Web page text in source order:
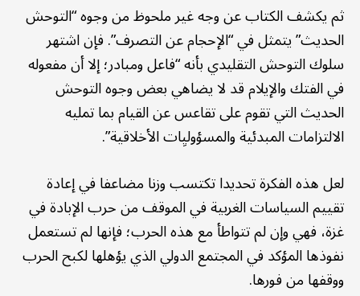
ثم يكشف الكتاب عن وجه غير ملحوظ من وجوه “التوحش
الحديث” يتمثل في “الإحجام عن التصرف”. فإن اشتهر
سلوك التوحش التقليدي بأنه “فاعل ومبادر؛ إلا أن مفعوله
في الفتك والإيلام قد لا يضاهي بعض وجوه التوحش
الحديث التي تقوم على تقاعس عن القيام بما تمليه
الالتزامات المبدئية والمسؤوليِات الأخلاقية”.
لعل هذه الفكرة تحديدا تكتسب وزنا مضاعفا في إعادة
تقييم السياسات الغربية في الموقف من حرب الإبادة في
غزة، فهي وإن لم تتواطأ مع هذه الحرب؛ فإنها لم تستعمل
نفوذها المؤكد في المجتمع الدولي الذي يؤهلها لكبح الحرب
ووقفها من فورها.